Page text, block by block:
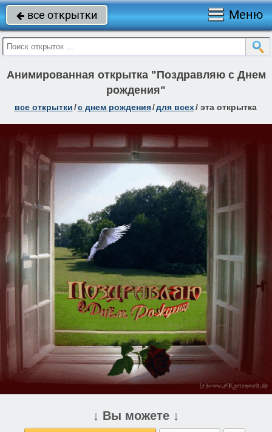
 все открытки Меню
Анимированная открытка "Поздравляю с Днем
рождения"
все открытки/c днем рождения/для всех/ эта открытка
↓ Вы можете ↓